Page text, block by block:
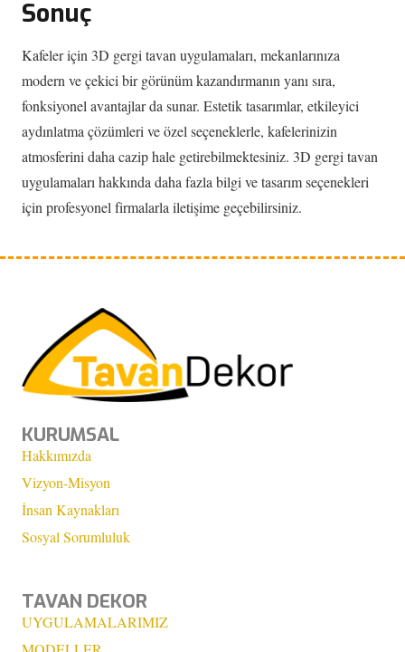
Sonuç
Kafeler için 3D gergi tavan uygulamaları, mekanlarınıza
modern ve çekici bir görünüm kazandırmanın yanı sıra,
fonksiyonel avantajlar da sunar. Estetik tasarımlar, etkileyici
aydınlatma çözümleri ve özel seçeneklerle, kafelerinizin
atmosferini daha cazip hale getirebilmektesiniz. 3D gergi tavan
uygulamaları hakkında daha fazla bilgi ve tasarım seçenekleri
için profesyonel firmalarla iletişime geçebilirsiniz.
KURUMSAL
Hakkımızda
Vizyon-Misyon
İnsan Kaynakları
Sosyal Sorumluluk
TAVAN DEKOR
UYGULAMALARIMIZ